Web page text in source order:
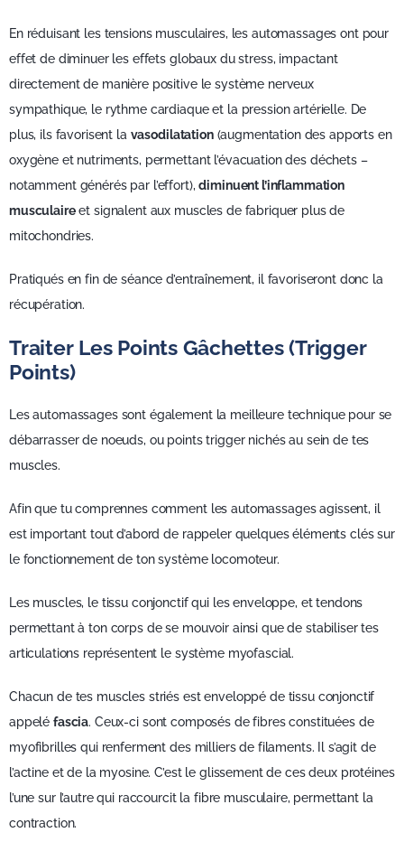
En réduisant les tensions musculaires, les automassages ont pour
effet de diminuer les effets globaux du stress, impactant
directement de manière positive le système nerveux
sympathique, le rythme cardiaque et la pression artérielle. De
plus, ils favorisent la vasodilatation(augmentation des apports en
oxygène et nutriments, permettant l’évacuation des déchets –
notamment générés par l’effort),diminuent l’inflammation
musculaireet signalent aux muscles de fabriquer plus de
mitochondries.
Pratiqués en fin de séance d’entraînement, il favoriseront donc la
récupération.
Traiter Les Points Gâchettes (trigger
Points)
Les automassages sont également la meilleure technique pour se
débarrasser de noeuds, ou points trigger nichés au sein de tes
muscles.
Afin que tu comprennes comment les automassages agissent, il
est important tout d’abord de rappeler quelques éléments clés sur
le fonctionnement de ton système locomoteur.
Les muscles, le tissu conjonctif qui les enveloppe, et tendons
permettant à ton corps de se mouvoir ainsi que de stabiliser tes
articulations représentent le système myofascial.
Chacun de tes muscles striés est enveloppé de tissu conjonctif
appeléfascia. Ceux-ci sont composés de fibres constituées de
myofibrilles qui renferment des milliers de filaments. Il s’agit de
l’actine et de la myosine. C’est le glissement de ces deux protéines
l’une sur l’autre qui raccourcit la fibre musculaire, permettant la
contraction.